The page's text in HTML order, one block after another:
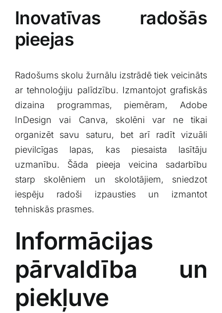
Inovatīvas radošās
pieejas
Radošums skolu žurnālu izstrādē tiek veicināts
ar ⁣tehnoloģiju⁢ palīdzību. Izmantojot grafiskās‌
dizaina programmas, piemēram, Adobe
InDesign vai Canva, skolēni var ne tikai
organizēt savu saturu, bet arī ‍radīt vizuāli
pievilcīgas lapas, kas ⁤piesaista lasītāju
uzmanību. Šāda pieeja veicina ⁤sadarbību
starp skolēniem un skolotājiem, sniedzot‍
iespēju radoši izpausties un ‌izmantot
tehniskās prasmes.
Informācijas
pārvaldība un
piekļuve